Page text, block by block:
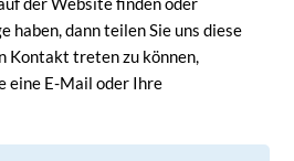
haben, dann teilen Sie uns diese
Kontakt treten zu können,
eine E-Mail oder Ihre